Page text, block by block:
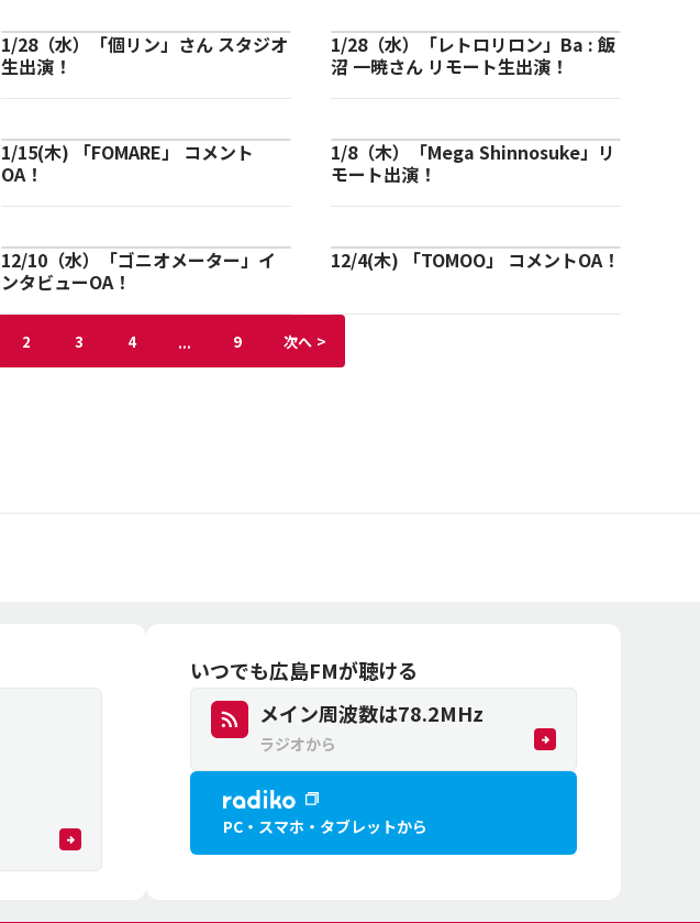
1/28（水）「個リン」さん スタジオ
生出演！
1/28（水）「レトロリロン」Ba : 飯
沼 一暁さん リモート生出演！
1/15(木) 「FOMARE」 コメント
OA！
1/8（木）「Mega Shinnosuke」リ
モート出演！
12/10（水）「ゴニオメーター」イ
ンタビューOA！
12/4(木) 「TOMOO」 コメントOA！
2 3 4 ... 9 次へ >
いつでも広島FMが聴ける
メイン周波数は78.2MHz
ラジオから
PC・スマホ・ タブレットから